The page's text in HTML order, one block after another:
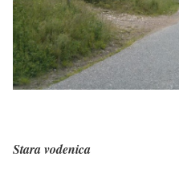
Stara vodenica